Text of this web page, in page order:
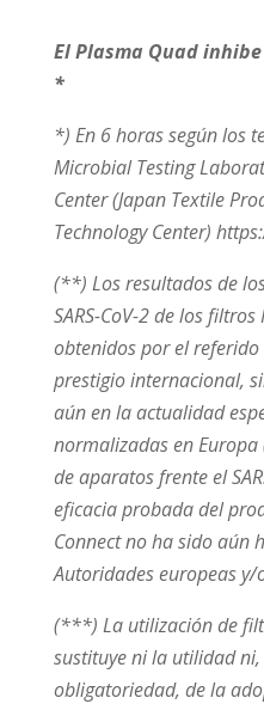
El Plasma Quad inhibe
*
*) En 6 horas según los
Microbial Testing
Center (Japan Textile
Technology Center)
(**) Los resultados de
SARS-CoV-2 de los
obtenidos por el
prestigio internacional,
aún en la actualidad
normalizadas en
de aparatos frente el
eficacia probada del
Connect no ha sido aún
Autoridades europeas y/
(***) La utilización de
sustituye ni la utilidad ni,
obligatoriedad, de la